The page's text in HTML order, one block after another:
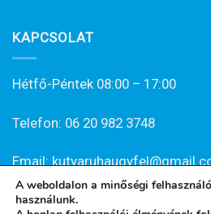
KAPCSOLAT
Hétfő-Péntek 08:00 – 17:00
Telefon: 06 20 982 3748
Email:
A weboldalon a minőségi
használunk.